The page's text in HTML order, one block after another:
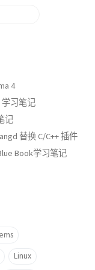
4
学习笔记
记
替换 C/C++ 插件
Book学习笔记
Linux